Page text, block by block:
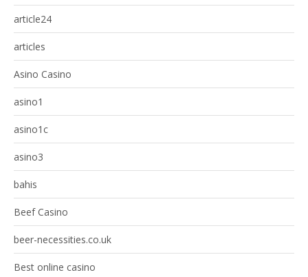
article24
articles
Asino Casino
asino1
asino1c
asino3
bahis
Beef Casino
beer-necessities.co.uk
Best online casino